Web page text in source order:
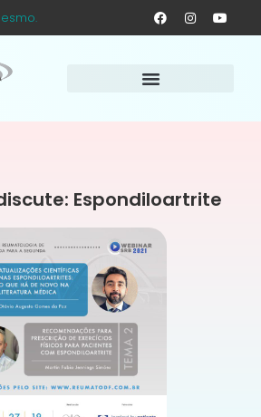
Espondiloartrite